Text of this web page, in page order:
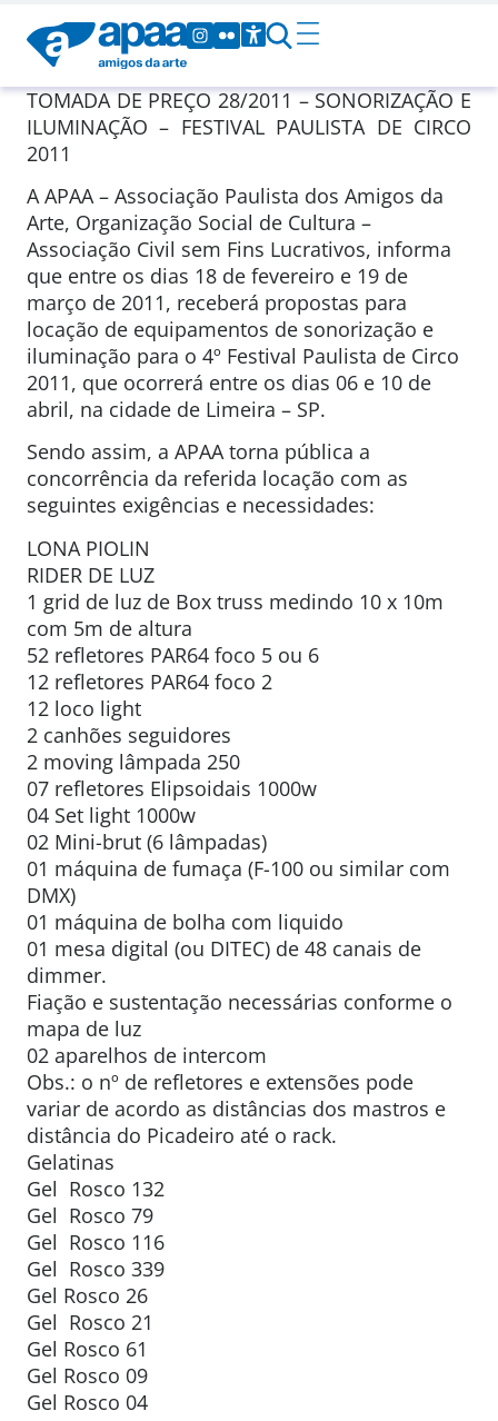
TOMADA DE PREÇO 28/2011 – SONORIZAÇÃO E
ILUMINAÇÃO – FESTIVAL PAULISTA DE CIRCO
2011
A APAA – Associação Paulista dos Amigos da
Arte, Organização Social de Cultura –
Associação Civil sem Fins Lucrativos, informa
que entre os dias 18 de fevereiro e 19 de
março de 2011, receberá propostas para
locação de equipamentos de sonorização e
iluminação para o 4º Festival Paulista de Circo
2011, que ocorrerá entre os dias 06 e 10 de
abril, na cidade de Limeira – SP.
Sendo assim, a APAA torna pública a
concorrência da referida locação com as
seguintes exigências e necessidades:
LONA PIOLIN
RIDER DE LUZ
1 grid de luz de Box truss medindo 10 x 10m
com 5m de altura
52 refletores PAR64 foco 5 ou 6
12 refletores PAR64 foco 2
12 loco light
2 canhões seguidores
2 moving lâmpada 250
07 refletores Elipsoidais 1000w
04 Set light 1000w
02 Mini-brut (6 lâmpadas)
01 máquina de fumaça (F-100 ou similar com
DMX)
01 máquina de bolha com liquido
01 mesa digital (ou DITEC) de 48 canais de
dimmer.
Fiação e sustentação necessárias conforme o
mapa de luz
02 aparelhos de intercom
Obs.: o nº de refletores e extensões pode
variar de acordo as distâncias dos mastros e
distância do Picadeiro até o rack.
Gelatinas
Gel Rosco 132
Gel Rosco 79
Gel Rosco 116
Gel Rosco 339
Gel Rosco 26
Gel Rosco 21
Gel Rosco 61
Gel Rosco 09
Gel Rosco 04